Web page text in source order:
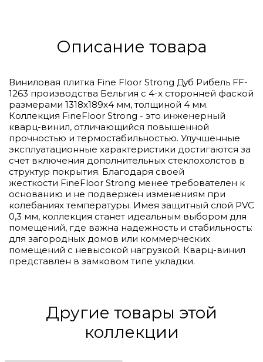
Описание товара
Виниловая плитка Fine Floor Strong Дуб Рибель FF-
1263 производства Бельгия с 4-x сторонней фаской
размерами 1318x189x4 мм, толщиной 4 мм.
Коллекция FineFloor Strong - это инженерный
кварц-винил, отличающийся повышенной
прочностью и термостабильностью. Улучшенные
эксплуатационные характеристики достигаются за
счет включения дополнительных стеклохолстов в
структур покрытия. Благодаря своей
жесткости FineFloor Strong менее требователен к
основанию и не подвержен изменениям при
колебаниях температуры. Имея защитный слой PVC
0,3 мм, коллекция станет идеальным выбором для
помещений, где важна надежность и стабильность:
для загородных домов или коммерческих
помещений с невысокой нагрузкой. Кварц-винил
представлен в замковом типе укладки.
Другие товары этой
коллекции